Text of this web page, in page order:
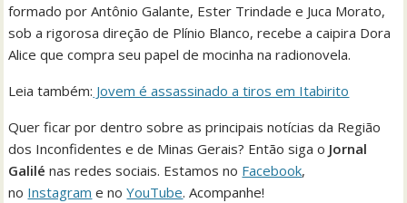
formado por Antônio Galante, Ester Trindade e Juca Morato,
sob a rigorosa direção de Plínio Blanco, recebe a caipira Dora
Alice que compra seu papel de mocinha na radionovela.
Leia também: Jovem é assassinado a tiros em Itabirito
Quer ficar por dentro sobre as principais notícias da Região
dos Inconfidentes e de Minas Gerais? Então siga o Jornal
Galilé nas redes sociais. Estamos no Facebook,
no Instagram e noYouTube. Acompanhe!